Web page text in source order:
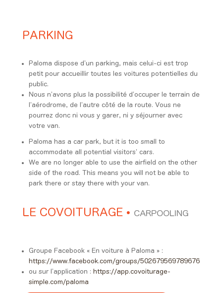
PARKING
Paloma dispose d’un parking, mais celui-ci est trop
petit pour accueillir toutes les voitures potentielles du
public.
Nous n’avons plus la possibilité d’occuper le terrain de
l’aérodrome, de l’autre côté de la route. Vous ne
pourrez donc ni vous y garer, ni y séjourner avec
votre van.
Paloma has a car park, but it is too small to
accommodate all potential visitors’ cars.
We are no longer able to use the airfield on the other
side of the road. This means you will not be able to
park there or stay there with your van.
LE COVOITURAGE • CARPOOLING
Groupe Facebook « En voiture à Paloma » :
https://www.facebook.com/groups/502679569789676
ou sur l’application : https://app.covoiturage-
simple.com/paloma